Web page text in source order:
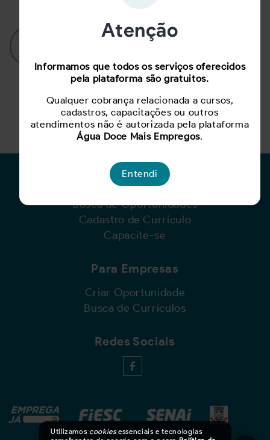
Para cadastrar sugestões de cursos, realize
Para Candidatos
Busca de Oportunidades
Cadastro de Currículo
Capacite-se
Para Empresas
Criar Oportunidade
Busca de Currículos
Redes Sociais
Utilizamos cookiesessenciais e tecnologias
Atenção
Informamos que todos os serviços oferecidos
pela plataforma são gratuitos.
Qualquer cobrança relacionada a cursos,
cadastros, capacitações ou outros
atendimentos não é autorizada pela plataforma
Água Doce Mais Empregos.
Entendi